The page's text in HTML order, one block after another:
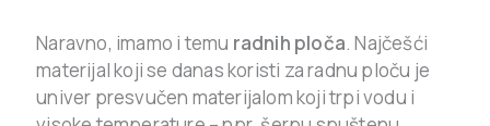
Naravno, imamo i temu radnih ploča. Najčešći
materijal koji se danas koristi za radnu ploču je
univer presvučen materijalom koji trpi vodu i